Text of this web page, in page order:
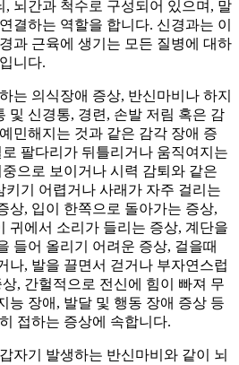
, 뇌간과 척수로 구성되어 있으며, 말
결하는 역할을 합니다. 신경과는 이
과 근육에 생기는 모든 질병에 대하
니다.
는 의식장애 증상, 반신마비나 하지
및 신경통, 경련, 손발 저림 혹은 감
민해지는 것과 같은 감각 장애 증
팔다리가 뒤틀리거나 움직여지는
으로 보이거나 시력 감퇴와 같은
키기 어렵거나 사래가 자주 걸리는
상, 입이 한쪽으로 돌아가는 증상,
귀에서 소리가 들리는 증상, 계단을
들어 올리기 어려운 증상, 걸을때
나, 발을 끌면서 걷거나 부자연스럽
, 간헐적으로 전신에 힘이 빠져 무
능 장애, 발달 및 행동 장애 증상 등
접하는 증상에 속합니다.
자기 발생하는 반신마비와 같이 뇌